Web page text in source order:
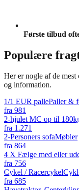
Første tilbud
Populære
Her er nogle af de
og information.
1/1 EUR pallePaller &
fra 981
2-hjulet MC op til
fra 1.271
2-Personers sofaMøbler
fra 864
4 X Fælge med eller
fra 756
Cykel / Racercykel
fra 685